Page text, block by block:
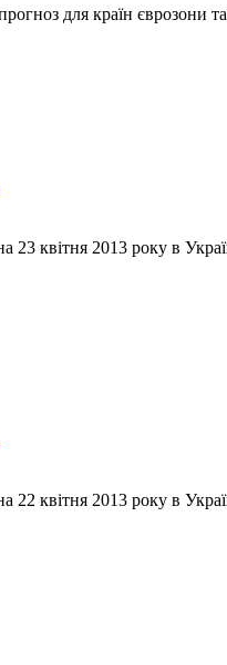
для країн єврозони
квітня 2013 року в
квітня 2013 року в